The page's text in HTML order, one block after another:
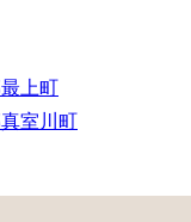
上町
室川町